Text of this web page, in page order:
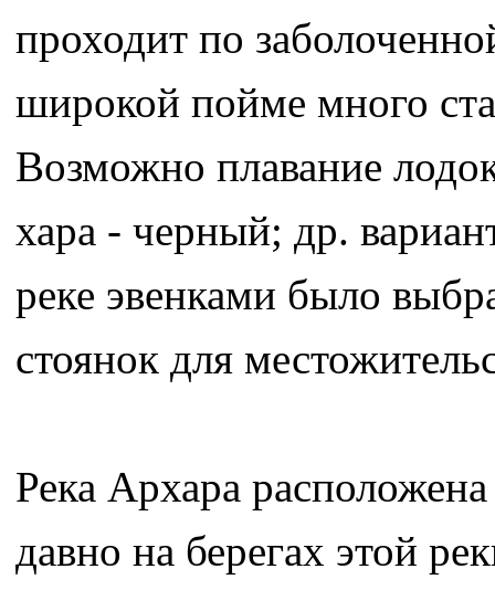
проходит по
широкой пойме много
Возможно плавание
хара - черный; др.
реке эвенками было
стоянок для
Река Архара
давно на берегах этой